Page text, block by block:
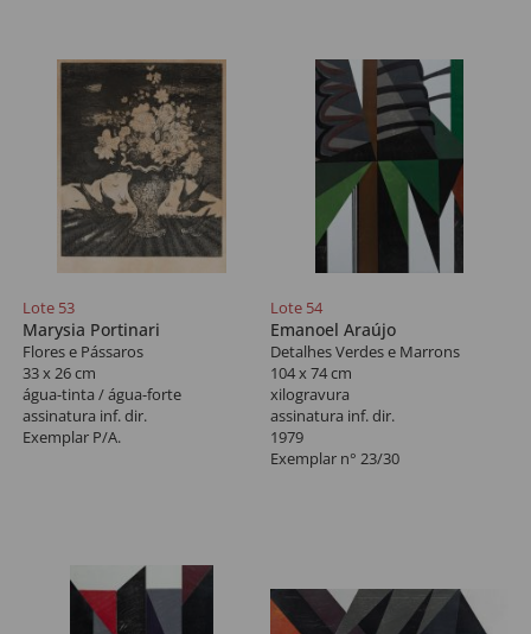
Lote 53
Marysia Portinari
Flores e Pássaros
33 x 26 cm
água-tinta / água-forte
assinatura inf. dir.
Exemplar P/A.
Lote 54
Emanoel Araújo
Detalhes Verdes e Marrons
104 x 74 cm
xilogravura
assinatura inf. dir.
1979
Exemplar n° 23/30